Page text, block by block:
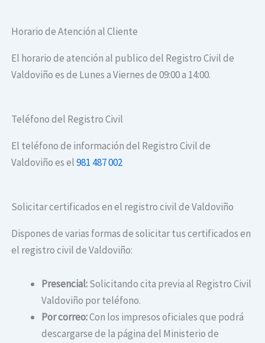
Horario de Atención al Cliente
El horario de atención al publico del Registro Civil de
Valdoviño es de Lunes a Viernes de 09:00 a 14:00.
Teléfono del Registro Civil
El teléfono de información del Registro Civil de
Valdoviño es el981 487 002
Solicitar certificados en el registro civil de Valdoviño
Dispones de varias formas de solicitar tus certificados en
el registro civil de Valdoviño:
Presencial:Solicitando cita previa al Registro Civil
Valdoviño por teléfono.
Por correo:Con los impresos oficiales que podrá
descargarse de la página del Ministerio de